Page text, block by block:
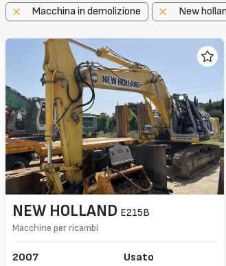
Macchina in demolizione New
NEW HOLLAND E215B
Macchine per ricambi
2007
Usato